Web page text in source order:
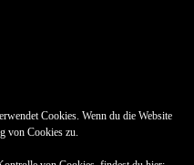
Cookies. Wenn du die Website
von Cookies zu.